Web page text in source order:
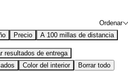
Ordenar
Precio A 100 millas de distancia
resultados de entrega
Color del interior Borrar todo